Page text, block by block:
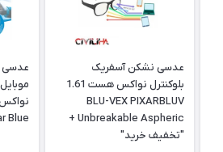
عدسی نشکن آسفریک
بلوکنترل نواکس هست 1.61
BLU-VEX PIXARBLUV
Unbreakable Aspheric +
"تخفیف خرید"
Blue